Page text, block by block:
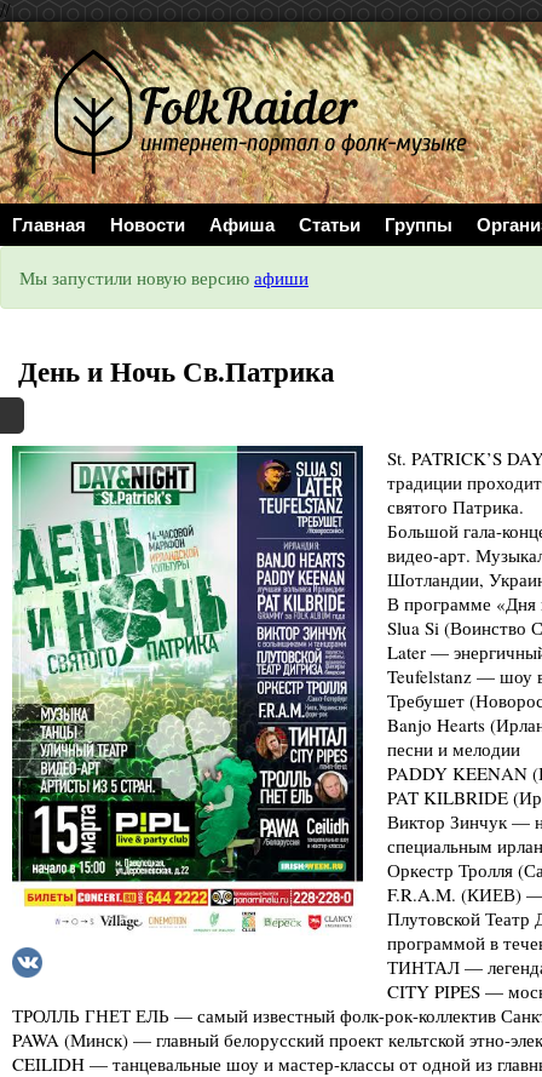
//
Главная Новости Афиша Статьи Группы
Мы запустили новую версию афиши
День и Ночь Св.Патрика
St. PATRICK’S
традиции
святого Патрика.
Большой гала-
видео-арт.
Шотландии,
В программе «Дня
Slua Si (Воинство
Later —
Teufelstanz — шоу
Требушет
Banjo Hearts
песни и мелодии
PADDY KEENAN
PAT KILBRIDE
Виктор Зинчук —
специальным
Оркестр Тролля
F.R.A.M. (КИЕВ) —
Плутовской
программой в
ТИНТАЛ —
CITY PIPES —
ТРОЛЛЬ ГНЕТ ЕЛЬ — самый известный фолк-рок-коллектив
PAWA (Минск) — главный белорусский проект кельтской этно-
CEILIDH — танцевальные шоу и мастер-классы от одной из